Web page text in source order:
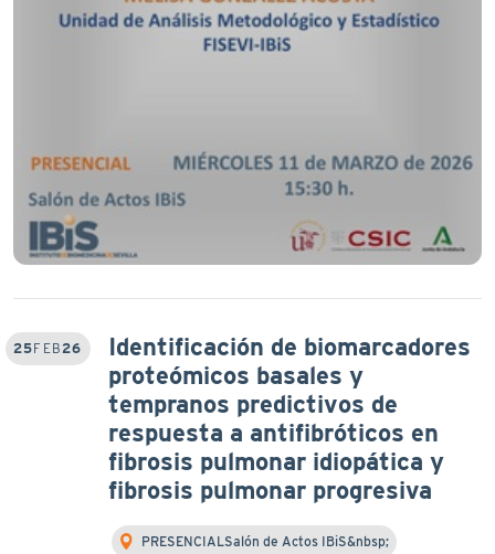
25FEB26
Identificación de biomarcadores
proteómicos basales y
tempranos predictivos de
respuesta a antifibróticos en
fibrosis pulmonar idiopática y
fibrosis pulmonar progresiva
PRESENCIALSalón de Actos IBiS&nbsp;